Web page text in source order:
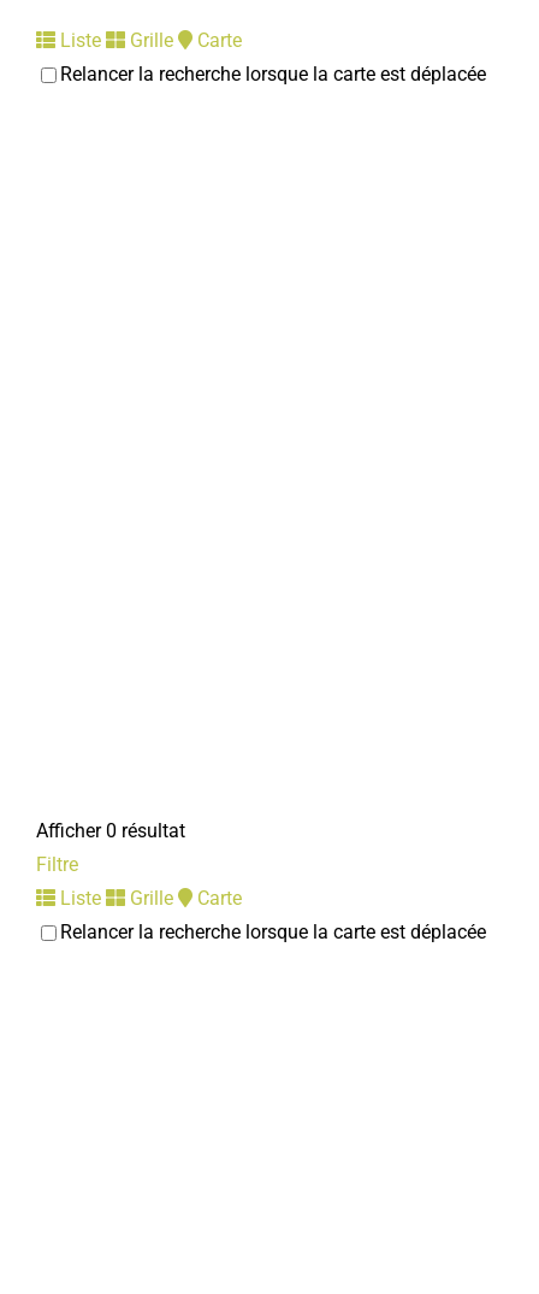
Liste Grille
Carte
Relancer la recherche lorsque la carte est déplacée
Afficher 0 résultat
Filtre
Liste
Grille
Carte
Relancer la recherche lorsque la carte est déplacée